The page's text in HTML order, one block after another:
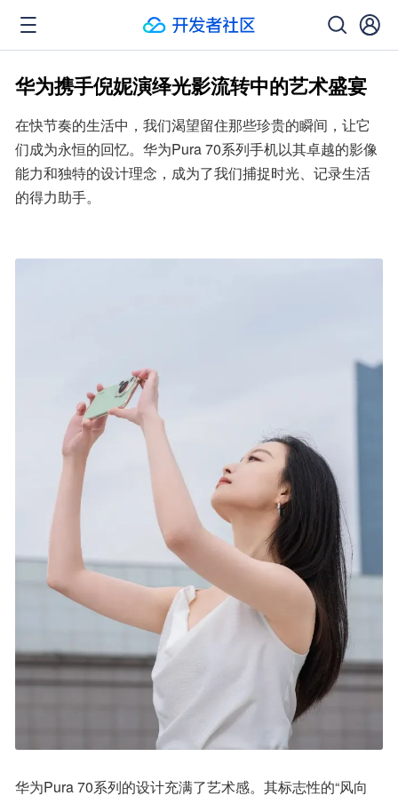
华为携手倪妮演绎光影流转中的艺术盛宴
在快节奏的生活中，我们渴望留住那些珍贵的瞬间，让它
们成为永恒的回忆。华为Pura 70系列手机以其卓越的影像
能力和独特的设计理念，成为了我们捕捉时光、记录生活
的得力助手。
华为Pura 70系列的设计充满了艺术感。其标志性的“风向